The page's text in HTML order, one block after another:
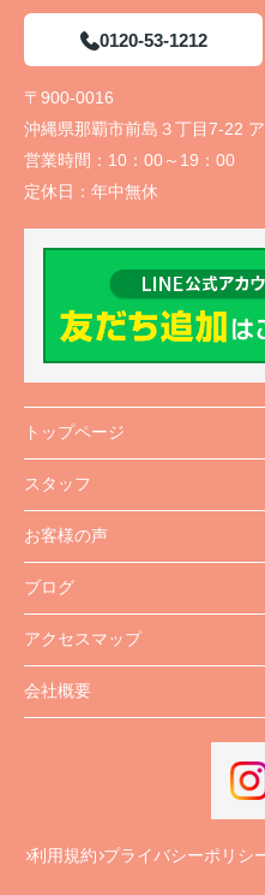
0120-53-1212
〒900-0016
沖縄県那覇市前島３丁目7-22
営業時間： 10：00～19：00
定休日： 年中無休
トップページ
スタッフ
お客様の声
ブログ
アクセスマップ
会社概要
利用規約 プライバシーポリシ